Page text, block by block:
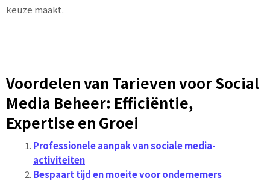
keuze maakt.
Voordelen van Tarieven voor Social
Media Beheer: Efficiëntie,
Expertise en Groei
Professionele aanpak van sociale media-
activiteiten
Bespaart tijd en moeite voor ondernemers